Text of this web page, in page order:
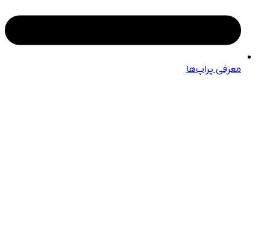
معرفی پراپ‌ها